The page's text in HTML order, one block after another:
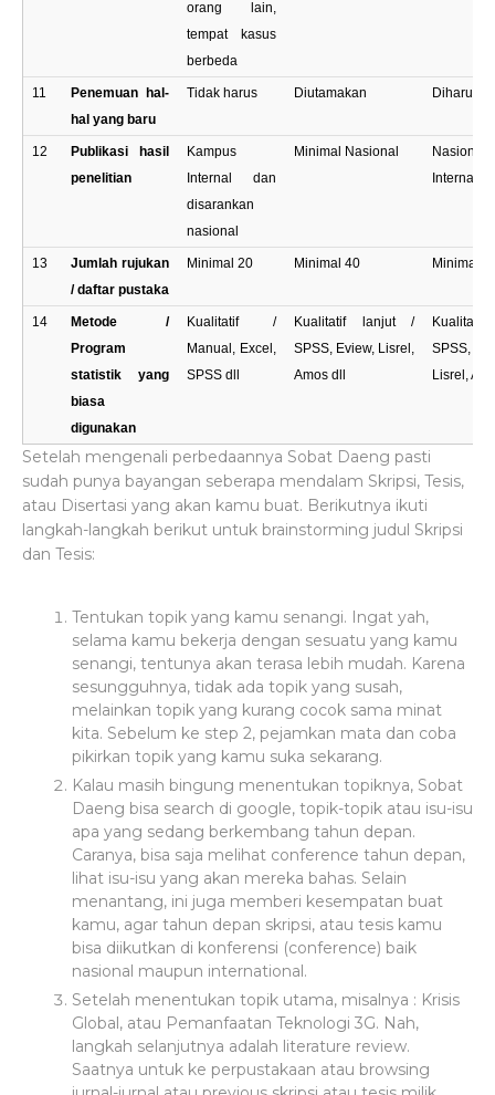
orang lain,
tempat kasus
berbeda
11
Penemuan hal-
hal yang baru
Tidak harus Diutamakan
12
Publikasi hasil
penelitian
Kampus
Internal dan
disarankan
nasional
Minimal Nasional
13
Jumlah rujukan
/ daftar pustaka
Minimal 20 Minimal 40 Minimal
14
Metode /
Program
statistik yang
biasa
digunakan
Kualitatif /
Manual, Excel,
SPSS dll
Kualitatif lanjut /
SPSS, Eview, Lisrel,
Amos dll
SPSS,
Lisrel,
Setelah mengenali perbedaannya Sobat Daeng pasti
sudah punya bayangan seberapa mendalam Skripsi, Tesis,
atau Disertasi yang akan kamu buat. Berikutnya ikuti
langkah-langkah berikut untuk brainstorming judul Skripsi
dan Tesis:
Tentukan topik yang kamu senangi. Ingat yah,
selama kamu bekerja dengan sesuatu yang kamu
senangi, tentunya akan terasa lebih mudah. Karena
sesungguhnya, tidak ada topik yang susah,
melainkan topik yang kurang cocok sama minat
kita. Sebelum ke step 2, pejamkan mata dan coba
pikirkan topik yang kamu suka sekarang.
Kalau masih bingung menentukan topiknya, Sobat
Daeng bisa search di google, topik-topik atau isu-isu
apa yang sedang berkembang tahun depan.
Caranya, bisa saja melihat conference tahun depan,
lihat isu-isu yang akan mereka bahas. Selain
menantang, ini juga memberi kesempatan buat
kamu, agar tahun depan skripsi, atau tesis kamu
bisa diikutkan di konferensi (conference) baik
nasional maupun international.
Setelah menentukan topik utama, misalnya : Krisis
Global, atau Pemanfaatan Teknologi 3G. Nah,
langkah selanjutnya adalah literature review.
Saatnya untuk ke perpustakaan atau browsing